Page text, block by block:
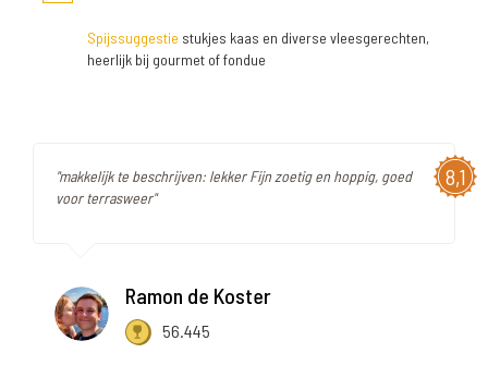
Spijssuggestie stukjes kaas en diverse vleesgerechten,
heerlijk bij gourmet of fondue
8,1
"makkelijk te beschrijven: lekker Fijn zoetig en hoppig, goed
voor terrasweer"
Ramon de Koster
56.445